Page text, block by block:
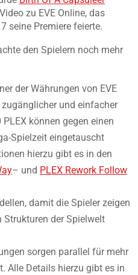
zu EVE Online, das
seine Premiere feierte.
den Spielern noch mehr
der Währungen von EVE
und einfacher
können gegen einen
Spielzeit eingetauscht
hierzu gibt es in den
– und PLEX Rework Follow
damit die Spieler zeigen
Strukturen der Spielwelt
sorgen parallel für mehr
Alle Details hierzu gibt es in